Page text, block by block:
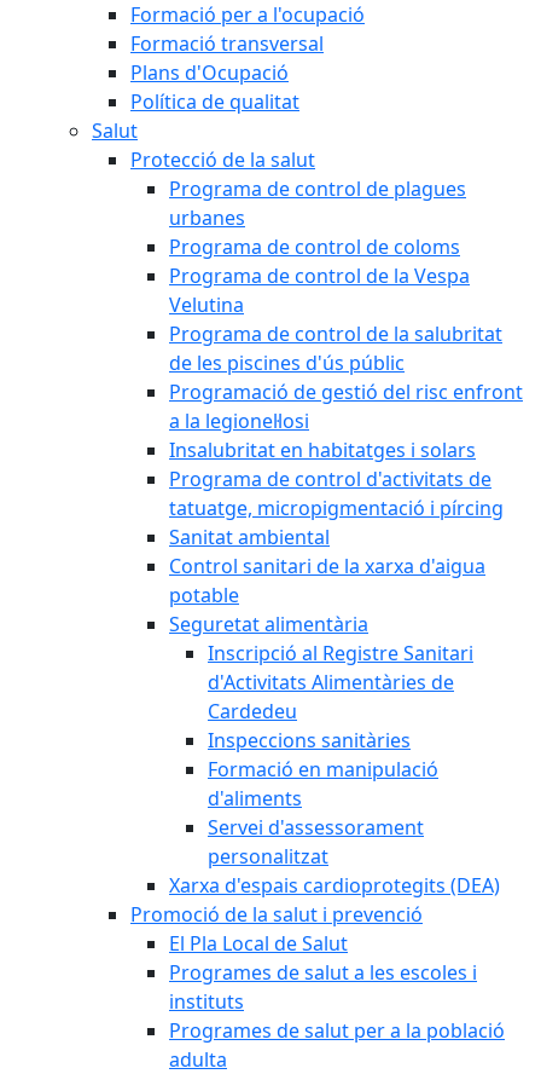
Formació per a l'ocupació
Formació transversal
Plans d'Ocupació
Política de qualitat
Salut
Protecció de la salut
Programa de control de plagues
urbanes
Programa de control de coloms
Programa de control de la Vespa
Velutina
Programa de control de la salubritat
de les piscines d'ús públic
Programació de gestió del risc enfront
a la legionel·losi
Insalubritat en habitatges i solars
Programa de control d'activitats de
tatuatge, micropigmentació i pírcing
Sanitat ambiental
Control sanitari de la xarxa d'aigua
potable
Seguretat alimentària
Inscripció al Registre Sanitari
d'Activitats Alimentàries de
Cardedeu
Inspeccions sanitàries
Formació en manipulació
d'aliments
Servei d'assessorament
personalitzat
Xarxa d'espais cardioprotegits (DEA)
Promoció de la salut i prevenció
El Pla Local de Salut
Programes de salut a les escoles i
instituts
Programes de salut per a la població
adulta